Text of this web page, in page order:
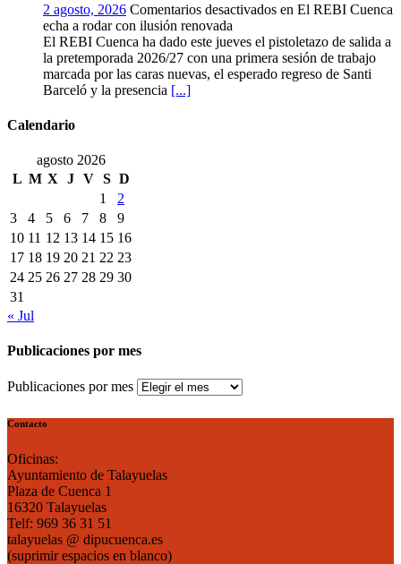
2 agosto, 2026 Comentarios desactivados en El REBI Cuenca
echa a rodar con ilusión renovada
El REBI Cuenca ha dado este jueves el pistoletazo de salida a
la pretemporada 2026/27 con una primera sesión de trabajo
marcada por las caras nuevas, el esperado regreso de Santi
Barceló y la presencia [...]
Calendario
agosto 2026
L M X J V S D
1
2
3
4 5 6 7 8
9
10 11 12 13 14 15 16
17 18 19 20 21 22 23
24 25 26 27 28 29 30
31
« Jul
Publicaciones por mes
Publicaciones por mes
Contacto
Oficinas:
Ayuntamiento de Talayuelas
Plaza de Cuenca 1
16320 Talayuelas
Telf: 969 36 31 51
talayuelas @ dipucuenca.es
(suprimir espacios en blanco)